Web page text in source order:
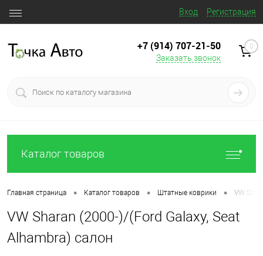
Вход Регистрация
+7 (914) 707‒21‒50
Заказать звонок
0
Каталог товаров
Главная страница • Каталог товаров • Штатные коврики • VW
VW Sharan (2000-)/(Ford Galaxy, Seat
Alhambra) салон